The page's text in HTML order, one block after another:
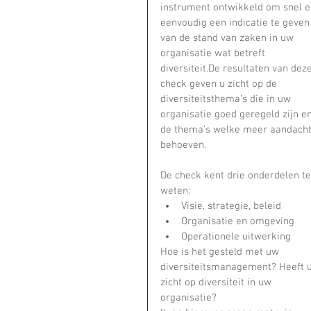
instrument ontwikkeld om snel
eenvoudig een indicatie te geven
van de stand van zaken in uw
organisatie wat betreft
diversiteit.De resultaten van deze
check geven u zicht op de
diversiteitsthema’s die in uw
organisatie goed geregeld zijn en
de thema’s welke meer aandacht
behoeven.
De check kent drie onderdelen te
weten:
Visie, strategie, beleid
Organisatie en omgeving
Operationele uitwerking
Hoe is het gesteld met uw
diversiteitsmanagement? Heeft u
zicht op diversiteit in uw
organisatie?